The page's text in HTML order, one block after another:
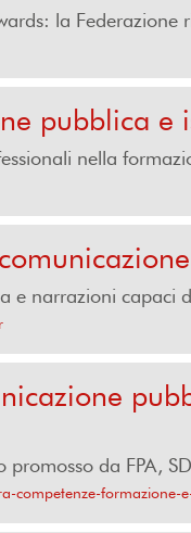
la Federazione
pubblica e
nella
e narrazioni capaci
da FPA,
formazione-